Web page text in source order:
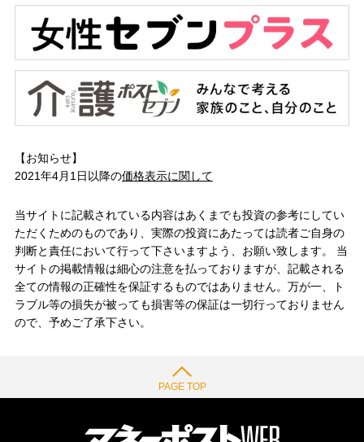
【お知らせ】
2021年4月1日以降の価格表示に関して
当サイトに記載されている内容はあくまでも投資の参考にしてい
ただくためのものであり、実際の投資にあたっては読者ご自身の
判断と責任において行って下さいますよう、お願い致します。 当
サイトの掲載情報は細心の注意を払っておりますが、記載される
全ての情報の正確性を保証するものではありません。万が一、ト
ラブル等の損失が被っても損害等の保証は一切行っておりません
ので、予めご了承下さい。
PAGE TOP